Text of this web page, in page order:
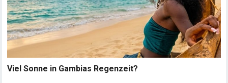
Viel Sonne in Gambias Regenzeit?